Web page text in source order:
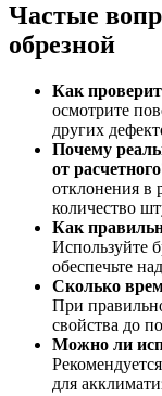
Частые
обрезной
Как
осмотрите
других
Почему
от
отклонения в
количество
Как
Используйте
обеспечьте
Сколько
При
свойства до
Можно ли
для